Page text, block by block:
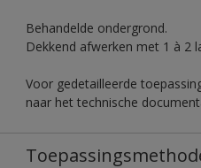
Behandelde ondergrond.
Dekkend afwerken met 1 à 2
Voor gedetailleerde
naar het technische